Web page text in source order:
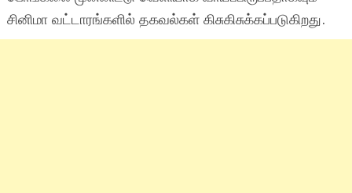
சினிமா வட்டாரங்களில் தகவல்கள் கிசுகிசுக்கப்படுகிறது.